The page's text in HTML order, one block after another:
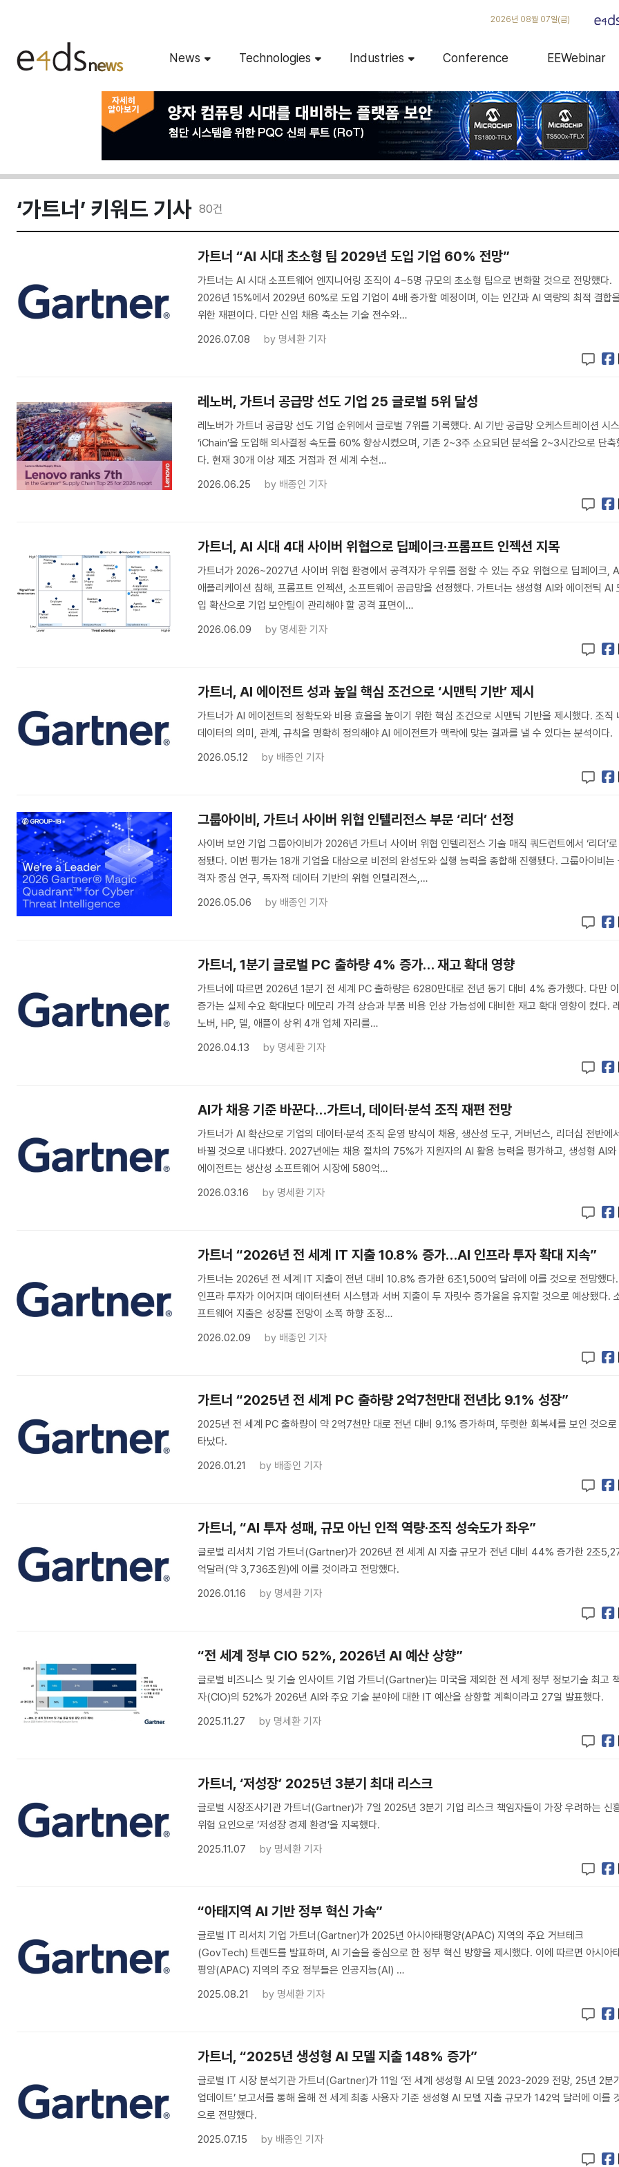
2026년 08월 07일(금)
News Technologies Industries Conference EEWebinar
‘가트너’ 키워드 기사 80건
가트너 “AI 시대 초소형 팀 2029년 도입 기업 60% 전망”
가트너는 AI 시대 소프트웨어 엔지니어링 조직이 4~5명 규모의 초소형 팀으로 변화할 것으로 전망했다.
2026년 15%에서 2029년 60%로 도입 기업이 4배 증가할 예정이며, 이는 인간과 AI 역량의 최적 결합
위한 재편이다. 다만 신입 채용 축소는 기술 전수와…
2026.07.08
by 명세환 기자
레노버, 가트너 공급망 선도 기업 25 글로벌 5위 달성
레노버가 가트너 공급망 선도 기업 순위에서 글로벌 7위를 기록했다. AI 기반 공급망 오케스트레이션 시
‘iChain’을 도입해 의사결정 속도를 60% 향상시켰으며, 기존 2~3주 소요되던 분석을 2~3시간으로 단축
다. 현재 30개 이상 제조 거점과 전 세계 수천…
2026.06.25
by 배종인 기자
가트너, AI 시대 4대 사이버 위협으로 딥페이크·프롬프트 인젝션 지목
가트너가 2026~2027년 사이버 위협 환경에서 공격자가 우위를 점할 수 있는 주요 위협으로 딥페이크,
애플리케이션 침해, 프롬프트 인젝션, 소프트웨어 공급망을 선정했다. 가트너는 생성형 AI와 에이전틱 AI
입 확산으로 기업 보안팀이 관리해야 할 공격 표면이…
2026.06.09
by 명세환 기자
가트너, AI 에이전트 성과 높일 핵심 조건으로 ‘시맨틱 기반’ 제시
가트너가 AI 에이전트의 정확도와 비용 효율을 높이기 위한 핵심 조건으로 시맨틱 기반을 제시했다. 조직
데이터의 의미, 관계, 규칙을 명확히 정의해야 AI 에이전트가 맥락에 맞는 결과를 낼 수 있다는 분석이다.
2026.05.12
by 배종인 기자
그룹아이비, 가트너 사이버 위협 인텔리전스 부문 ‘리더’ 선정
사이버 보안 기업 그룹아이비가 2026년 가트너 사이버 위협 인텔리전스 기술 매직 쿼드런트에서 ‘리더’
정됐다. 이번 평가는 18개 기업을 대상으로 비전의 완성도와 실행 능력을 종합해 진행됐다. 그룹아이비는
격자 중심 연구, 독자적 데이터 기반의 위협 인텔리전스,…
2026.05.06
by 배종인 기자
가트너, 1분기 글로벌 PC 출하량 4% 증가… 재고 확대 영향
가트너에 따르면 2026년 1분기 전 세계 PC 출하량은 6280만대로 전년 동기 대비 4% 증가했다. 다만
증가는 실제 수요 확대보다 메모리 가격 상승과 부품 비용 인상 가능성에 대비한 재고 확대 영향이 컸다. 레
노버, HP, 델, 애플이 상위 4개 업체 자리를…
2026.04.13
by 명세환 기자
AI가 채용 기준 바꾼다…가트너, 데이터·분석 조직 재편 전망
가트너가 AI 확산으로 기업의 데이터·분석 조직 운영 방식이 채용, 생산성 도구, 거버넌스, 리더십 전반에서
바뀔 것으로 내다봤다. 2027년에는 채용 절차의 75%가 지원자의 AI 활용 능력을 평가하고, 생성형 AI와
에이전트는 생산성 소프트웨어 시장에 580억…
2026.03.16
by 명세환 기자
가트너 “2026년 전 세계 IT 지출 10.8% 증가…AI 인프라 투자 확대 지속”
가트너는 2026년 전 세계 IT 지출이 전년 대비 10.8% 증가한 6조1,500억 달러에 이를 것으로 전망했다
인프라 투자가 이어지며 데이터센터 시스템과 서버 지출이 두 자릿수 증가율을 유지할 것으로 예상됐다.
프트웨어 지출은 성장률 전망이 소폭 하향 조정…
2026.02.09
by 배종인 기자
가트너 “2025년 전 세계 PC 출하량 2억7천만대 전년比 9.1% 성장”
2025년 전 세계 PC 출하량이 약 2억7천만 대로 전년 대비 9.1% 증가하며, 뚜렷한 회복세를 보인 것으로
타났다.
2026.01.21
by 배종인 기자
가트너, “AI 투자 성패, 규모 아닌 인적 역량·조직 성숙도가 좌우”
글로벌 리서치 기업 가트너(Gartner)가 2026년 전 세계 AI 지출 규모가 전년 대비 44% 증가한 2조
억달러(약 3,736조원)에 이를 것이라고 전망했다.
2026.01.16
by 명세환 기자
“전 세계 정부 CIO 52%, 2026년 AI 예산 상향”
글로벌 비즈니스 및 기술 인사이트 기업 가트너(Gartner)는 미국을 제외한 전 세계 정부 정보기술 최고
자(CIO)의 52%가 2026년 AI와 주요 기술 분야에 대한 IT 예산을 상향할 계획이라고 27일 발표했다.
2025.11.27
by 명세환 기자
가트너, ‘저성장’ 2025년 3분기 최대 리스크
글로벌 시장조사기관 가트너(Gartner)가 7일 2025년 3분기 기업 리스크 책임자들이 가장 우려하는 신
위험 요인으로 ‘저성장 경제 환경’을 지목했다.
2025.11.07
by 명세환 기자
“아태지역 AI 기반 정부 혁신 가속”
글로벌 IT 리서치 기업 가트너(Gartner)가 2025년 아시아태평양(APAC) 지역의 주요 거브테크
(GovTech) 트렌드를 발표하며, AI 기술을 중심으로 한 정부 혁신 방향을 제시했다. 이에 따르면 아시아
평양(APAC) 지역의 주요 정부들은 인공지능(AI) …
2025.08.21
by 명세환 기자
가트너, “2025년 생성형 AI 모델 지출 148% 증가”
글로벌 IT 시장 분석기관 가트너(Gartner)가 11일 ‘전 세계 생성형 AI 모델 2023-2029 전망, 25년 2분기
업데이트’ 보고서를 통해 올해 전 세계 최종 사용자 기준 생성형 AI 모델 지출 규모가 142억 달러에 이를
으로 전망했다.
2025.07.15
by 배종인 기자